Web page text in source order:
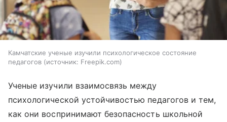
Камчатские ученые изучили психологическое состояние
педагогов
источник: Freepik.com
Ученые изучили взаимосвязь между
психологической устойчивостью педагогов и тем,
как они воспринимают безопасность школьной